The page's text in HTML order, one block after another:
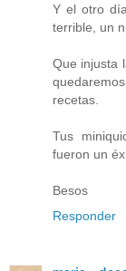
Y el otro
terrible, un
Que injusta
recetas.
Tus
fueron un
Besos
Responder